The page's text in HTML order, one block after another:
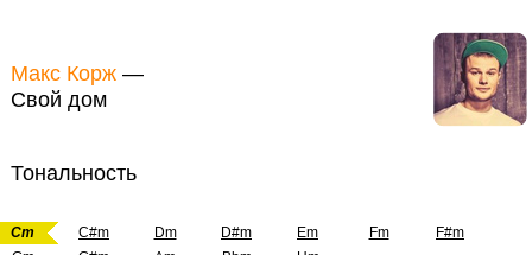
Макс Корж —
Свой дом
Тональность
Cm C#m Dm D#m Em Fm
F#m